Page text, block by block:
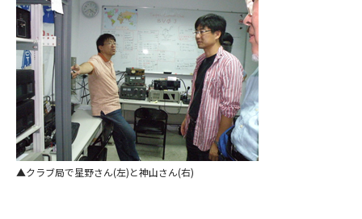
クラブ局で星野さん(左)と神山さん(右)